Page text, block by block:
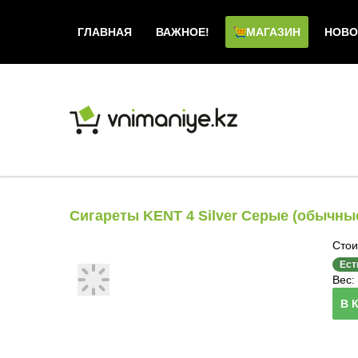
ГЛАВНАЯ ВАЖНОЕ! МАГАЗИН
Сигареты KENT 4 Silver Серые
Вес:
В